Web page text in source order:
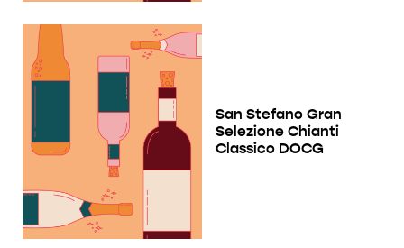
San Stefano Gran
Selezione Chianti
Classico DOCG